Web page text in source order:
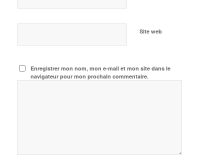
Site web
Enregistrer mon nom, mon e-mail et mon site dans le
navigateur pour mon prochain commentaire.